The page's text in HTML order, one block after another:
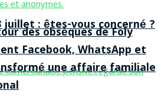
juillet : êtes-vous concerné ?
des obsèques de Foly
Facebook, WhatsApp et
une affaire familiale